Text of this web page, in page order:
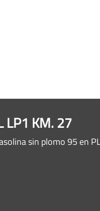
LP1 KM. 27
sin plomo 95 en